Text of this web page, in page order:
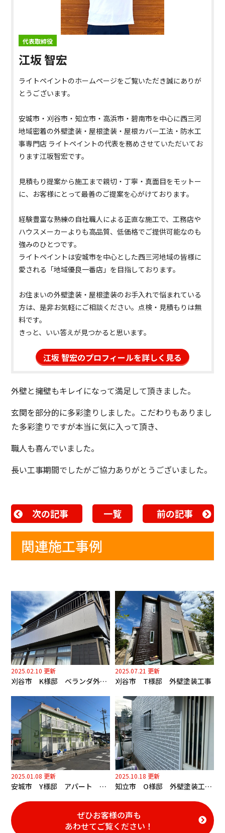
代表取締役
江坂 智宏
ライトペイントのホームページをご覧いただき誠にありが
とうございます。
安城市・刈谷市・知立市・高浜市・碧南市を中心に西三河
地域密着の外壁塗装・屋根塗装・屋根カバー工法・防水工
事専門店 ライトペイントの代表を務めさせていただいてお
ります江坂智宏です。
見積もり提案から施工まで親切・丁寧・真面目をモットー
に、お客様にとって最善のご提案を心がけております。
経験豊富な熟練の自社職人による正直な施工で、工務店や
ハウスメーカーよりも高品質、低価格でご提供可能なのも
強みのひとつです。
ライトペイントは安城市を中心とした西三河地域の皆様に
愛される「地域優良一番店」を目指しております。
お住まいの外壁塗装・屋根塗装のお手入れで悩まれている
方は、是非お気軽にご相談ください。点検・見積もりは無
料です。
きっと、いい答えが見つかると思います。
江坂 智宏のプロフィールを詳しく見る
外壁と擁壁もキレイになって満足して頂きました。
玄関を部分的に多彩塗りしました。こだわりもありまし
た多彩塗りですが本当に気に入って頂き、
職人も喜んでいました。
長い工事期間でしたがご協力ありがとうございました。
次の記事 一覧 前の記事
関連施工事例
2025.02.10 更新
刈谷市 K様邸 ベランダ外壁塗装工事
2025.07.21 更新
刈谷市 T様邸 外壁塗装工事
2025.01.08 更新
安城市 Y様邸 アパート 外壁塗装、屋根塗装工事
2025.10.18 更新
知立市 O様邸 外壁塗装工事 多彩塗り
ぜひお客様の声も
あわせてご覧ください！